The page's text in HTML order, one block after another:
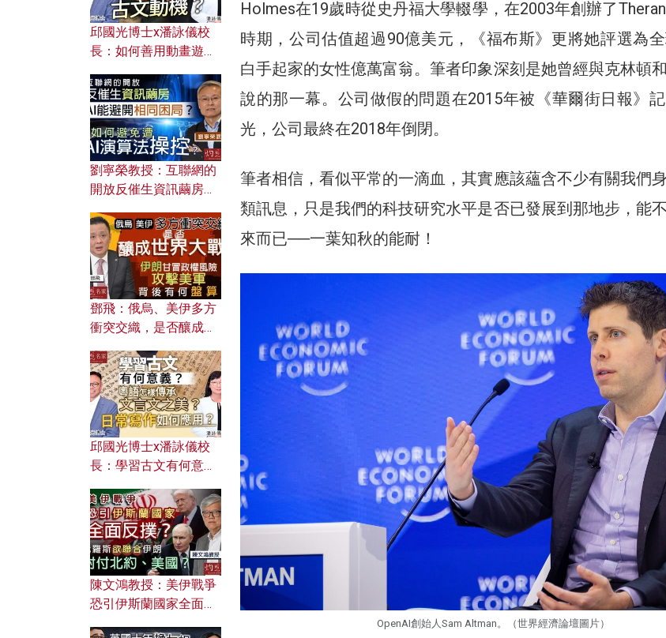
Holmes在19歲時從史丹福大學輟學，在2003年創辦了
時期，公司估值超過90億美元，《福布斯》更將她評選為全
白手起家的女性億萬富翁。筆者印象深刻是她曾經與克林頓
說的那一幕。公司做假的問題在2015年被《華爾街日報》
光，公司最終在2018年倒閉。
筆者相信，看似平常的一滴血，其實應該蘊含不少有關我們
類訊息，只是我們的科技研究水平是否已發展到那地步，能
來而已──一葉知秋的能耐！
OpenAI創始人Sam Altman。（世界經濟論壇圖片）
邱國光博士x潘詠儀校
長：如何善用動畫遊戲
劉寧榮教授：互聯網的
開放反催生資訊繭房，
何避免遭AI演算法操
控？
鄧飛：俄烏、美伊多方
衝突交織，是否釀成世
風險攻擊美軍，背後有
何盤算？
邱國光博士x潘詠儀校
長：學習古文有何意
文之美？ 日常寫作如何
應用？
陳文鴻教授：美伊戰爭
恐引伊斯蘭國家全面反